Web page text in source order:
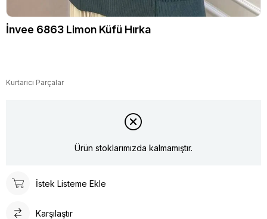
İnvee 6863 Limon Küfü Hırka
Kurtarıcı Parçalar
Ürün stoklarımızda kalmamıştır.
İstek Listeme Ekle
Karşılaştır